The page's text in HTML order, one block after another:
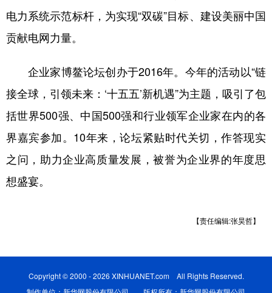
电力系统示范标杆，为实现“双碳”目标、建设美丽中国
贡献电网力量。
企业家博鳌论坛创办于2016年。今年的活动以“链
接全球，引领未来：‘十五五’新机遇”为主题，吸引了包
括世界500强、中国500强和行业领军企业家在内的各
界嘉宾参加。10年来，论坛紧贴时代关切，作答现实
之问，助力企业高质量发展，被誉为企业界的年度思
想盛宴。
【责任编辑:张昊哲】
Copyright © 2000 - 2026 XINHUANET.com All Rights Reserved.